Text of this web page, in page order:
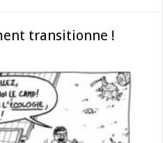
transitionne !